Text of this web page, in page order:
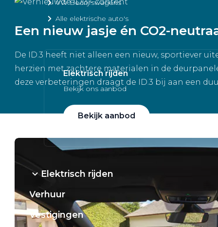
VW Bedrijfswagens
Alle elektrische auto's
Elektrisch rijden
Bekijk ons aanbod
Bekijk aanbod
Elektrisch rijden
Verhuur
Vestigingen
Een nieuw jasje én CO2-
De ID.3 heeft niet alleen een nieuw, sportiever
herzien met zachtere materialen in de
deze verbeteringen draagt de ID.3 bij aan een